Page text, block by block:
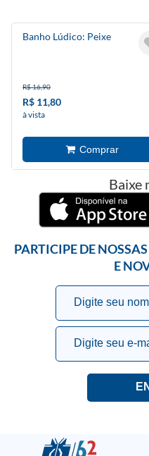
Banho Lúdico: Peixe
R$ 16,90
R$ 11,80
à vista
Baixe
PARTICIPE DE
E